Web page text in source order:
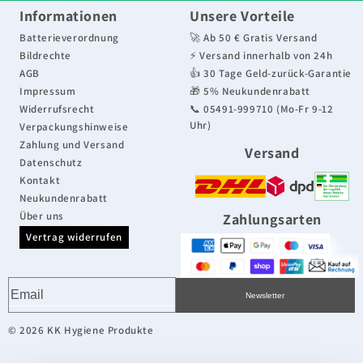
e
g
o
r
e
Informationen
Batterieverordnung
Bildrechte
AGB
Impressum
Widerrufsrecht
Verpackungshinweise
Zahlung und Versand
Datenschutz
Kontakt
Neukundenrabatt
Über uns
Vertrag widerrufen
Unsere Vorteile
🚀 Ab 50 € Gratis Versand
⚡ Versand innerhalb von 24h
👍 30 Tage Geld-zurück-Garantie
🎁 5% Neukundenrabatt
📞 05491-999710 (Mo-Fr 9-12
Uhr)
Versand
Zahlungsarten
© 2026 KK Hygiene Produkte
Newsletter